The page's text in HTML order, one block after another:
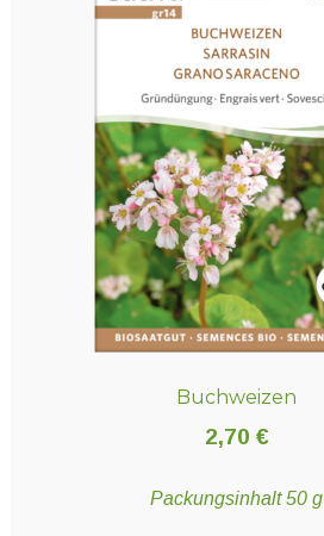
Buchweizen
2,70 €
Packungsinhalt 50 g